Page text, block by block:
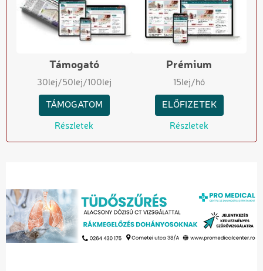
Támogató
30lej/50lej/100lej
TÁMOGATOM
Részletek
Prémium
15lej/hó
ELŐFIZETEK
Részletek